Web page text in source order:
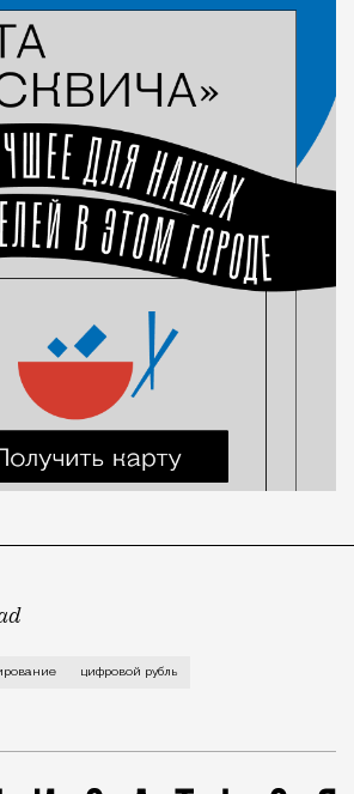
— это третья платежная валюта,
цифровой рубль